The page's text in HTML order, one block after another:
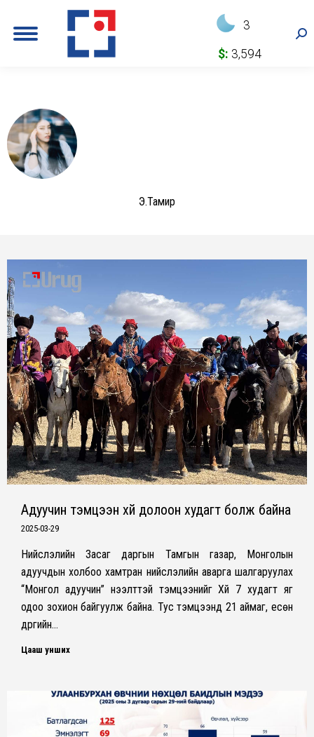
3
$: 3,594
Э.Тамир
Адуучин тэмцээн хүй долоон худагт болж байна
2025-03-29
Нийслэлийн Засаг даргын Тамгын газар, Монголын
адуучдын холбоо хамтран нийслэлийн аварга шалгаруулах
“Монгол адуучин” нээлттэй тэмцээнийг Хүй 7 худагт яг
одоо зохион байгуулж байна. Тус тэмцээнд 21 аймаг, есөн
дүүргийн…
Цааш унших